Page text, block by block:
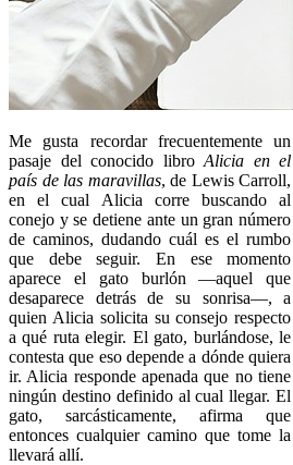
Me gusta recordar frecuentemente un
pasaje del conocido libroAlicia en el
país de las maravillas, de Lewis Carroll,
en el cual Alicia corre buscando al
conejo y se detiene ante un gran número
de caminos, dudando cuál es el rumbo
que debe seguir. En ese momento
aparece el gato burlón —aquel que
desaparece detrás de su sonrisa—, a
quien Alicia solicita su consejo respecto
a qué ruta elegir. El gato, burlándose, le
contesta que eso depende a dónde quiera
ir. Alicia responde apenada que no tiene
ningún destino definido al cual llegar. El
gato, sarcásticamente, afirma que
entonces cualquier camino que tome la
llevará allí.